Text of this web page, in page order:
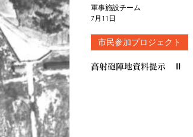
高射砲陣地資料提示 Ⅱ
市民参加プロジェクト
軍事施設チーム
7月11日